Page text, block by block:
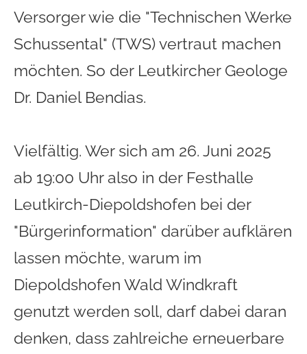
Versorger wie die "Technischen Werke
Schussental" (TWS) vertraut machen
möchten. So der Leutkircher Geologe
Dr. Daniel Bendias.
Vielfältig. Wer sich am 26. Juni 2025
ab 19:00 Uhr also in der Festhalle
Leutkirch-Diepoldshofen bei der
"Bürgerinformation" darüber aufklären
lassen möchte, warum im
Diepoldshofen Wald Windkraft
genutzt werden soll, darf dabei daran
denken, dass zahlreiche erneuerbare